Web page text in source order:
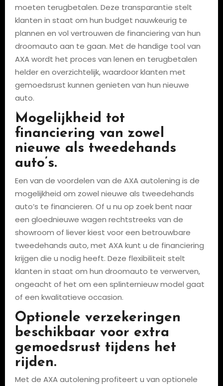
moeten terugbetalen. Deze transparantie stelt
klanten in staat om hun budget nauwkeurig te
plannen en vol vertrouwen de financiering van hun
droomauto aan te gaan. Met de handige tool van
AXA wordt het proces van lenen en terugbetalen
helder en overzichtelijk, waardoor klanten met
gemoedsrust kunnen genieten van hun nieuwe
auto.
Mogelijkheid tot
financiering van zowel
nieuwe als tweedehands
auto’s.
Een van de voordelen van de AXA autolening is de
mogelijkheid om zowel nieuwe als tweedehands
auto’s te financieren. Of u nu op zoek bent naar
een gloednieuwe wagen rechtstreeks van de
showroom of liever kiest voor een betrouwbare
tweedehands auto, met AXA kunt u de financiering
krijgen die u nodig heeft. Deze flexibiliteit stelt
klanten in staat om hun droomauto te verwerven,
ongeacht of het om een splinternieuw model gaat
of een kwalitatieve occasion.
Optionele verzekeringen
beschikbaar voor extra
gemoedsrust tijdens het
rijden.
Met de AXA autolening profiteert u van optionele